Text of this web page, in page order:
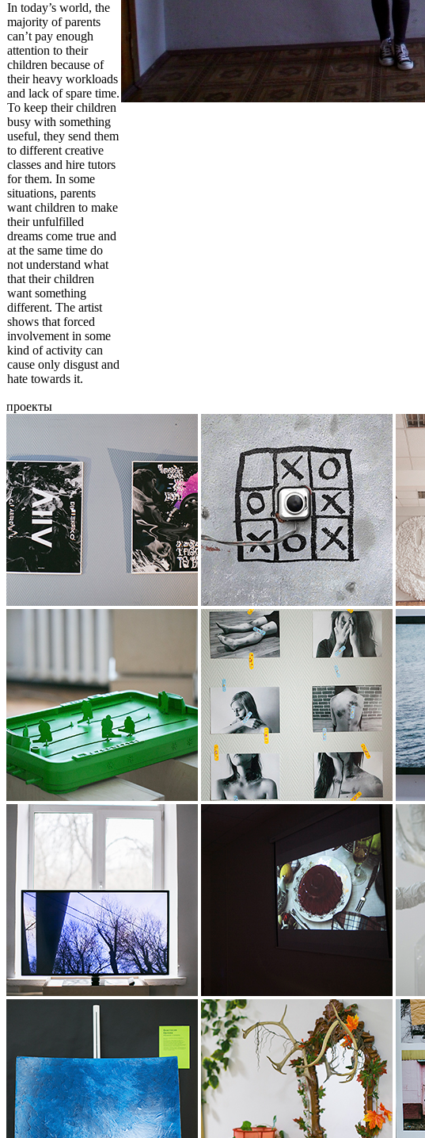
In today’s world, the
majority of parents
can’t pay enough
attention to their
children because of
their heavy workloads
and lack of spare time.
To keep their children
busy with something
useful, they send them
to different creative
classes and hire tutors
for them. In some
situations, parents
want children to make
their unfulfilled
dreams come true and
at the same time do
not understand what
that their children
want something
different. The artist
shows that forced
involvement in some
kind of activity can
cause only disgust and
hate towards it.
проекты